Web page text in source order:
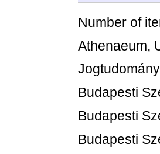
Number of
Athenaeum,
Budapesti
Budapesti
Budapesti